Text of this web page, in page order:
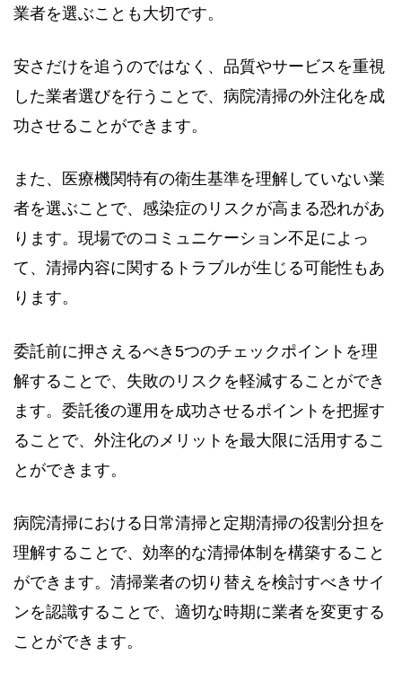
業者を選ぶことも大切です。
安さだけを追うのではなく、品質やサービスを重視
した業者選びを行うことで、病院清掃の外注化を成
功させることができます。
また、医療機関特有の衛生基準を理解していない業
者を選ぶことで、感染症のリスクが高まる恐れがあ
ります。現場でのコミュニケーション不足によっ
て、清掃内容に関するトラブルが生じる可能性もあ
ります。
委託前に押さえるべき5つのチェックポイントを理
解することで、失敗のリスクを軽減することができ
ます。委託後の運用を成功させるポイントを把握す
ることで、外注化のメリットを最大限に活用するこ
とができます。
病院清掃における日常清掃と定期清掃の役割分担を
理解することで、効率的な清掃体制を構築すること
ができます。清掃業者の切り替えを検討すべきサイ
ンを認識することで、適切な時期に業者を変更する
ことができます。